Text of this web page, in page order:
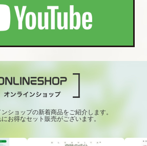
ショップの新着商品をご紹介します。
お得なセット販売がございます。